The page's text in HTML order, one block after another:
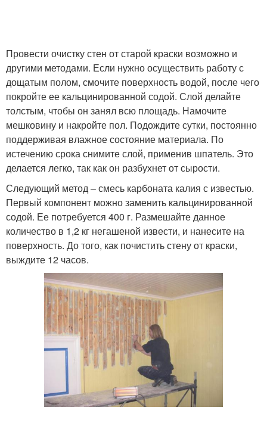
Провести очистку стен от старой краски возможно и
другими методами. Если нужно осуществить работу с
дощатым полом, смочите поверхность водой, после чего
покройте ее кальцинированной содой. Слой делайте
толстым, чтобы он занял всю площадь. Намочите
мешковину и накройте пол. Подождите сутки, постоянно
поддерживая влажное состояние материала. По
истечению срока снимите слой, применив шпатель. Это
делается легко, так как он разбухнет от сырости.
Следующий метод – смесь карбоната калия с известью.
Первый компонент можно заменить кальцинированной
содой. Ее потребуется 400 г. Размешайте данное
количество в 1,2 кг негашеной извести, и нанесите на
поверхность. До того, как почистить стену от краски,
выждите 12 часов.